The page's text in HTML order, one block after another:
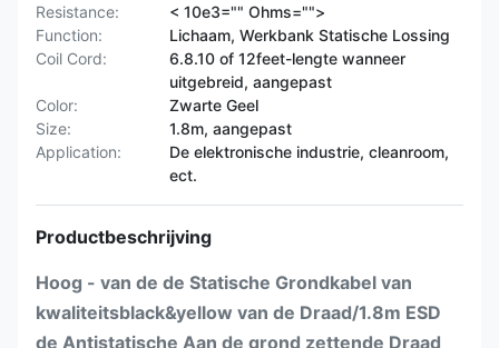
Resistance:
< 10e3="" Ohms="">
Function:
Lichaam, Werkbank Statische Lossing
Coil Cord:
6.8.10 of 12feet-lengte wanneer
uitgebreid, aangepast
Color:
Zwarte Geel
Size:
1.8m, aangepast
Application:
De elektronische industrie, cleanroom,
ect.
Productbeschrijving
Hoog - van de de Statische Grondkabel van
kwaliteitsblack&yellow van de Draad/1.8m ESD
de Antistatische Aan de grond zettende Draad